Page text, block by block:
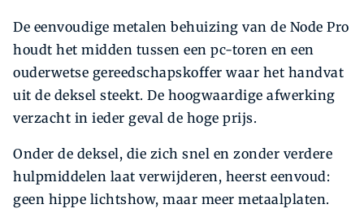
De eenvoudige metalen behuizing van de Node Pro
houdt het midden tussen een pc-toren en een
ouderwetse gereedschapskoffer waar het handvat
uit de deksel steekt. De hoogwaardige afwerking
verzacht in ieder geval de hoge prijs.
Onder de deksel, die zich snel en zonder verdere
hulpmiddelen laat verwijderen, heerst eenvoud:
geen hippe lichtshow, maar meer metaalplaten.